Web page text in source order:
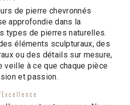
de pierre chevronnés
approfondie dans la
types de pierres naturelles.
éléments sculpturaux, des
ou des détails sur mesure,
veille à ce que chaque pièce
et passion.